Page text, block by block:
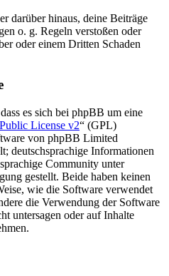
darüber hinaus, deine Beiträge
o. g. Regeln verstoßen oder
oder einem Dritten Schaden
es sich bei phpBB um eine
License v2“ (GPL)
von phpBB Limited
deutschsprachige Informationen
Community unter
gestellt. Beide haben keinen
wie die Software verwendet
die Verwendung der Software
untersagen oder auf Inhalte